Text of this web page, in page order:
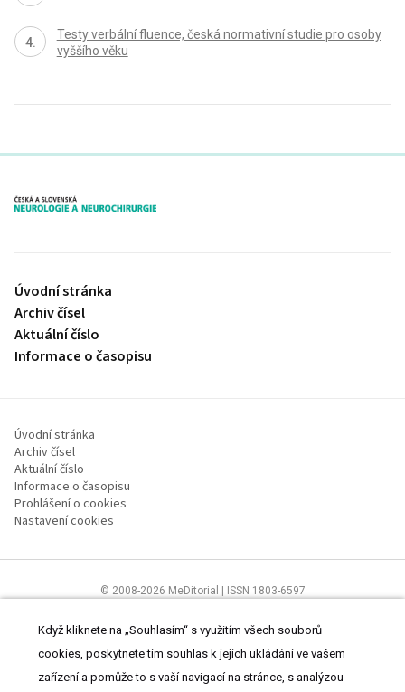
Testy verbální fluence, česká normativní studie pro osoby
vyššího věku
proLékaře.cz
Úvodní stránka
Archiv čísel
Aktuální číslo
Informace o časopisu
Úvodní stránka
Archiv čísel
Aktuální číslo
Informace o časopisu
Prohlášení o cookies
Nastavení cookies
© 2008-2026 MeDitorial | ISSN 1803-6597
zdravotnictví.Čtěte prohlášeníaZásady zpracování osobních údajů
Když kliknete na „Souhlasím“ s využitím všech souborů
cookies, poskytnete tím souhlas k jejich ukládání ve vašem
zařízení a pomůže to s vaší navigací na stránce, s analýzou